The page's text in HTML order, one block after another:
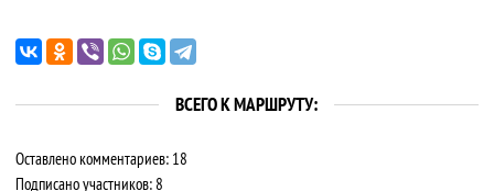
ВСЕГО К МАРШРУТУ:
Оставлено комментариев: 18
Подписано участников: 8